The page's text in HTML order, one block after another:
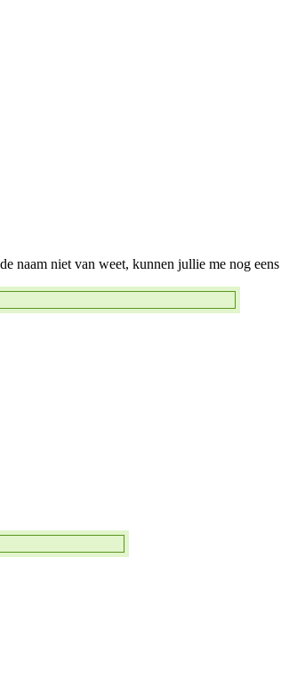
naam niet van weet, kunnen jullie me nog